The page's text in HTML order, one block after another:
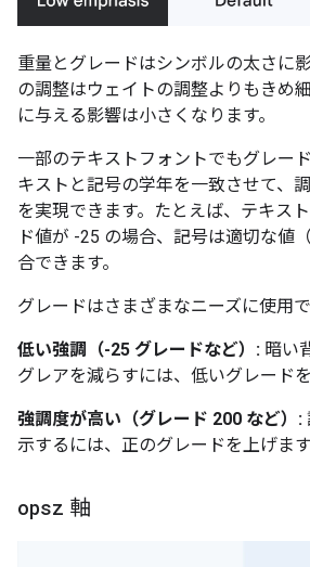
重量とグレードはシンボルの太さに
の調整はウェイトの調整よりもきめ
に与える影響は小さくなります。
一部のテキストフォントでもグレー
キストと記号の学年を一致させて、
を実現できます。たとえば、テキス
ド値が -25 の場合、記号は適切な値
合できます。
グレードはさまざまなニーズに使用で
低い強調（-25 グレードなど）: 暗い
グレアを減らすには、低いグレードを
強調度が高い（グレード 200 など）:
示するには、正のグレードを上げます
opsz 軸